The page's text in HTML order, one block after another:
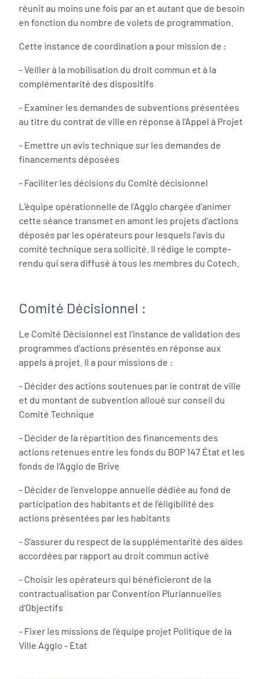
réunit au moins une fois par an et autant que de besoin
en fonction du nombre de volets de programmation.
Cette instance de coordination a pour mission de :
- Veiller à la mobilisation du droit commun et à la
complémentarité des dispositifs
- Examiner les demandes de subventions présentées
au titre du contrat de ville en réponse à l’Appel à Projet
- Emettre un avis technique sur les demandes de
financements déposées
- Faciliter les décisions du Comité décisionnel
L’équipe opérationnelle de l’Agglo chargée d’animer
cette séance transmet en amont les projets d’actions
déposés par les opérateurs pour lesquels l’avis du
comité technique sera sollicité. Il rédige le compte-
rendu qui sera diffusé à tous les membres du Cotech.
Comité Décisionnel :
Le Comité Décisionnel est l’instance de validation des
programmes d’actions présentés en réponse aux
appels à projet. Il a pour missions de :
- Décider des actions soutenues par le contrat de ville
et du montant de subvention alloué sur conseil du
Comité Technique
- Décider de la répartition des financements des
actions retenues entre les fonds du BOP 147 État et les
fonds de l’Agglo de Brive
- Décider de l’enveloppe annuelle dédiée au fond de
participation des habitants et de l’éligibilité des
actions présentées par les habitants
- S’assurer du respect de la supplémentarité des aides
accordées par rapport au droit commun activé
- Choisir les opérateurs qui bénéficieront de la
contractualisation par Convention Pluriannuelles
d’Objectifs
- Fixer les missions de l’équipe projet Politique de la
Ville Agglo - Etat